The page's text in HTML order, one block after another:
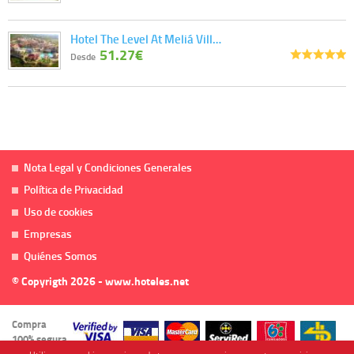
Hotel The Level At Meliá Vill…
Desde 51.27€
Nota Legal y Condiciones Generales
Política de Privacidad
Uso de cookies
Empresas
Quiénes Somos
© Copyrigth 2026 - www.hoteles.net
Compra
100% segura